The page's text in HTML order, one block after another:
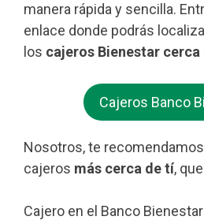
manera rápida y sencilla.
enlace donde podrás
los cajeros Bienestar cerca
Cajeros Banco
Nosotros, te
cajeros más cerca de tí,
Cajero en el Banco